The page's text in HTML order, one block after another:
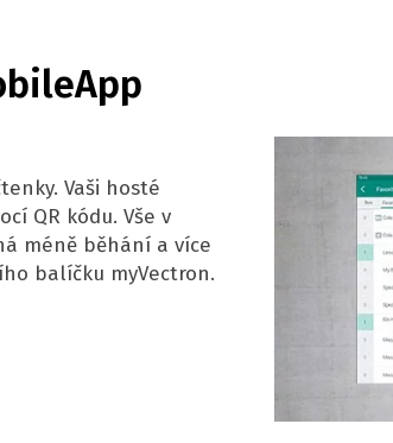
Vaši hosté
QR kódu. Vše v
méně běhání a více
balíčku myVectron.